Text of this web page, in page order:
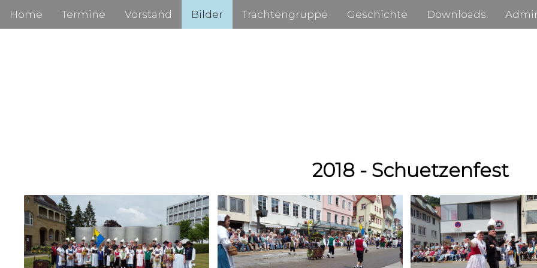
Home Termine Vorstand Bilder Trachtengruppe Geschichte Downloads
2018 - Schuetzenfest